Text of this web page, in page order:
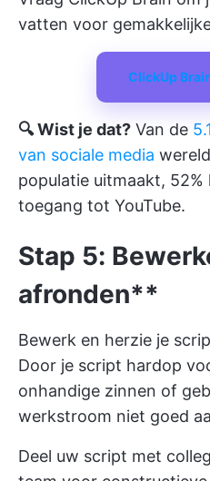
vatten voor
ClickUp
🔍 Wist je dat? Van de
van sociale media
populatie uitmaakt,
toegang tot YouTube.
Stap 5:
afronden**
Bewerk en herzie je
Door je script hardop
onhandige zinnen of
werkstroom niet goed
Deel uw script met